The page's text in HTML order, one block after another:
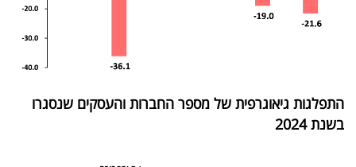
ניוזלטרים
התפלגות גיאוגרפית של מספר החברות והעסקים שנסגרו
בשנת 2024